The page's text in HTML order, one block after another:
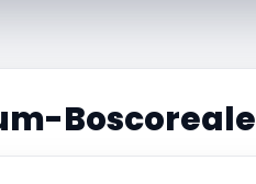
Boscoreale